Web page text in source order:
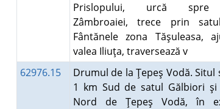
Prislopului, urcă spre
Zâmbroaiei, trece prin
Fântănele zona Tăşuleasa,
valea Iliuţa, traversează v
62976.15
Drumul de la Ţepeş Vodă. Situl
1 km Sud de satul Gălbiori
Nord de Ţepeş Vodă, în